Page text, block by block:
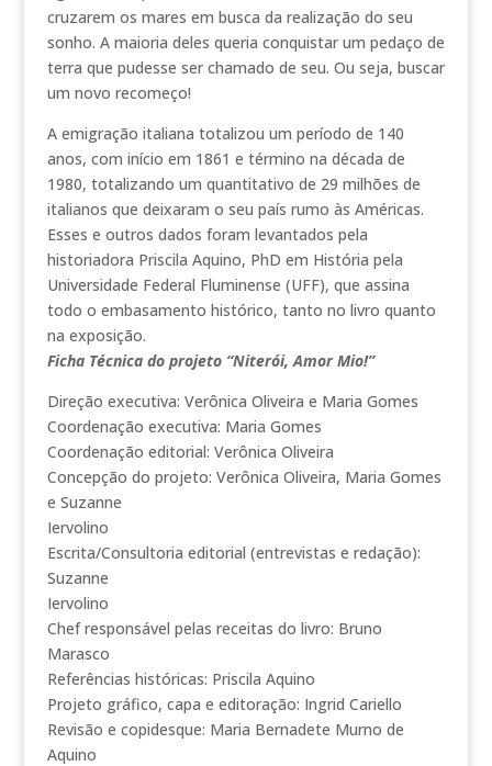
cruzarem os mares em busca da realização do seu
sonho. A maioria deles queria conquistar um pedaço de
terra que pudesse ser chamado de seu. Ou seja, buscar
um novo recomeço!
A emigração italiana totalizou um período de 140
anos, com início em 1861 e término na década de
1980, totalizando um quantitativo de 29 milhões de
italianos que deixaram o seu país rumo às Américas.
Esses e outros dados foram levantados pela
historiadora Priscila Aquino, PhD em História pela
Universidade Federal Fluminense (UFF), que assina
todo o embasamento histórico, tanto no livro quanto
na exposição.
Ficha Técnica do projeto “Niterói, Amor Mio!”
Direção executiva: Verônica Oliveira e Maria Gomes
Coordenação executiva: Maria Gomes
Coordenação editorial: Verônica Oliveira
Concepção do projeto: Verônica Oliveira, Maria Gomes
e Suzanne
Iervolino
Escrita/Consultoria editorial (entrevistas e redação):
Suzanne
Iervolino
Chef responsável pelas receitas do livro: Bruno
Marasco
Referências históricas: Priscila Aquino
Projeto gráfico, capa e editoração: Ingrid Cariello
Revisão e copidesque: Maria Bernadete Murno de
Aquino